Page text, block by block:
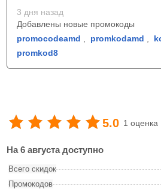
3 дня назад
Добавлены новые промокоды
promocodeamd
promkodamd
promkod8
5.0 1 оценка
На 6 августа доступно
Всего скидок
Промокодов